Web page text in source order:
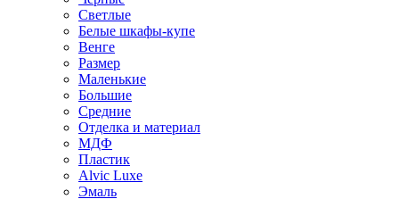
Светлые
Белые шкафы-купе
Венге
Размер
Маленькие
Большие
Средние
Отделка и материал
МДФ
Пластик
Alvic Luxe
Эмаль